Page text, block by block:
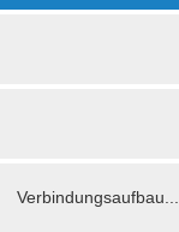
Verbindungsaufbau...